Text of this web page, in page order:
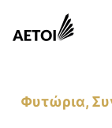
Φυτώρια,